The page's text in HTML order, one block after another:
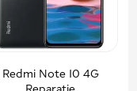
Redmi Note 10 4G